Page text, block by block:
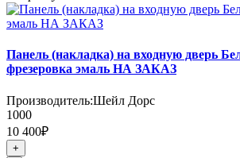
Панель (накладка) на входную дверь
фрезеровка эмаль НА ЗАКАЗ
Производитель:Шейл Дорс
1000
10 400₽
+